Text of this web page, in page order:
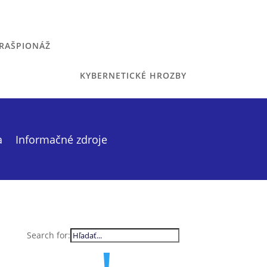
KYBERNETICKÉ HROZBY
Informačné zdroje
Search for: